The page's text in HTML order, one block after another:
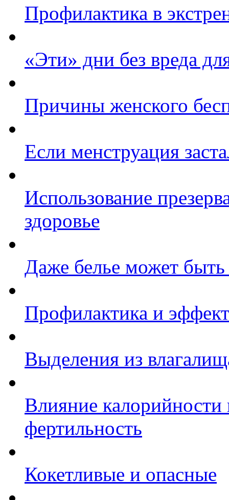
Профилактика в
«Эти» дни без вреда
Причины женского
Если менструация
Использование
здоровье
Даже белье может
Профилактика и
Выделения из
Влияние
фертильность
Кокетливые и опасные